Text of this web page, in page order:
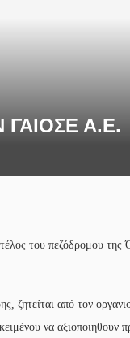
Α.Ε.
του πεζόδρομου της
ζητείται από τον
να αξιοποιηθούν